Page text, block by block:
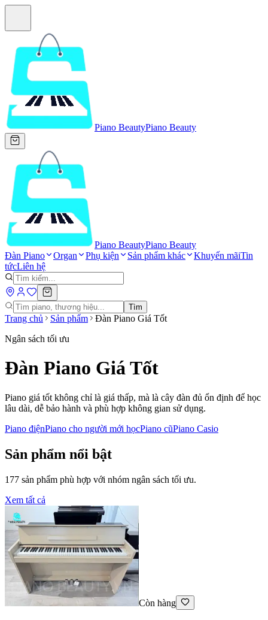
Piano BeautyPiano Beauty
Piano BeautyPiano Beauty
Đàn Piano
Organ Phụ kiện Sản phẩm khác Khuyến mãiTin
tứcLiên hệ
Tìm
Trang chủ Sản phẩm
Đàn Piano Giá Tốt
Ngân sách tối ưu
Đàn Piano Giá Tốt
Piano giá tốt không chỉ là giá thấp, mà là cây đàn đủ ổn định để học
lâu dài, dễ bảo hành và phù hợp không gian sử dụng.
Piano điệnPiano cho người mới họcPiano cũPiano Casio
Sản phẩm nổi bật
177 sản phẩm phù hợp với nhóm ngân sách tối ưu.
Xem tất cả
Còn hàng